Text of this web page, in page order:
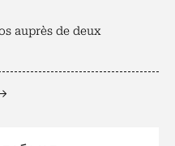
auprès de deux